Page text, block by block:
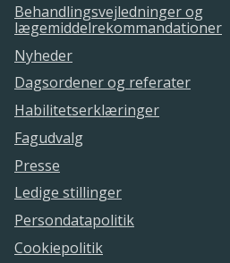
Behandlingsvejledninger og
lægemiddelrekommandationer
Nyheder
Dagsordener og referater
Habilitetserklæringer
Fagudvalg
Presse
Ledige stillinger
Persondatapolitik
Cookiepolitik